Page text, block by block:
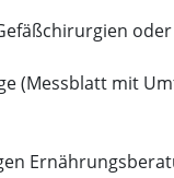
(Messblatt mit